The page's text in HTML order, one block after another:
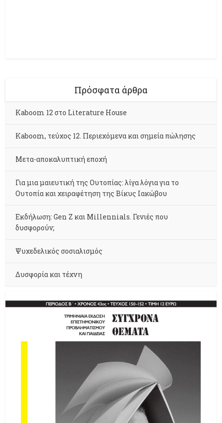
Πρόσφατα άρθρα
Kaboom 12 στο Literature House
Kaboom, τεύχος 12. Περιεχόμενα και σημεία πώλησης
Μετα-αποκαλυπτική εποχή
Για μια μαιευτική της Ουτοπίας: λίγα λόγια για το
Ουτοπία και χειραφέτηση της Βίκυς Ιακώβου
Εκδήλωση: Gen Z και Millennials. Γενιές που
δυσφορούν;
Ψυχεδελικός σοσιαλισμός
Δυσφορία και τέχνη